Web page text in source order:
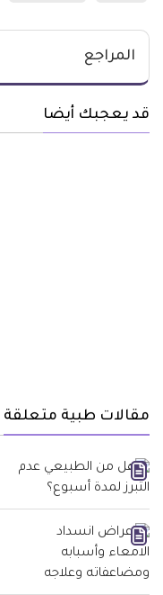
المراجع
قد يعجبك أيضا
مقالات طبية متعلقة